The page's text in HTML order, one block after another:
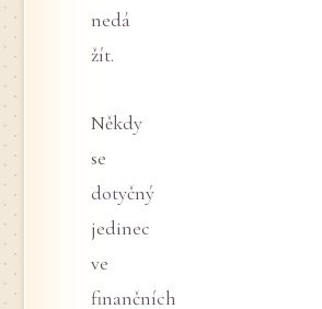
nedá
žít.
Někdy
se
dotyčný
jedinec
ve
finančních